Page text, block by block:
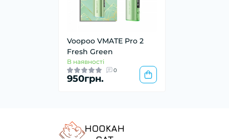
Voopoo VMATE Pro 2
Fresh Green
В наявності
0
950грн.